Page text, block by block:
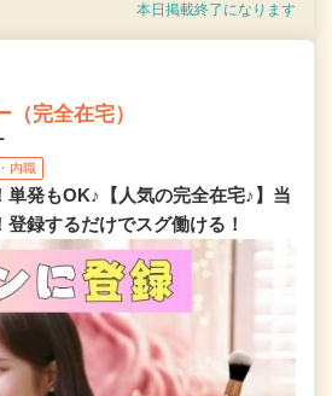
本日掲載終了になります
完全在宅）
内職
単発もOK♪【人気の完全在宅♪】当
登録するだけでスグ働ける！